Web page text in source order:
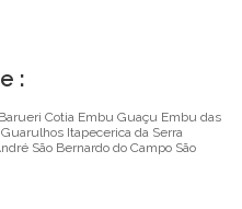
:
Barueri Cotia Embu Guaçu Embu das
Guarulhos Itapecerica da Serra
São Bernardo do Campo São